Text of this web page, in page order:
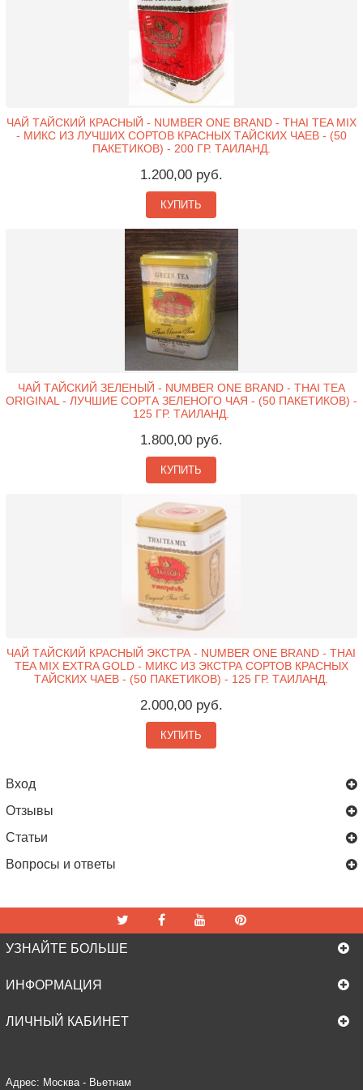
ЧАЙ ТАЙСКИЙ КРАСНЫЙ - NUMBER ONE BRAND - THAI TEA MIX
- МИКС ИЗ ЛУЧШИХ СОРТОВ КРАСНЫХ ТАЙСКИХ ЧАЕВ - (50
ПАКЕТИКОВ) - 200 ГР. ТАИЛАНД.
1.200,00 руб.
КУПИТЬ
ЧАЙ ТАЙСКИЙ ЗЕЛЕНЫЙ - NUMBER ONE BRAND - THAI TEA
ORIGINAL - ЛУЧШИЕ СОРТА ЗЕЛЕНОГО ЧАЯ - (50 ПАКЕТИКОВ) -
125 ГР. ТАИЛАНД.
1.800,00 руб.
КУПИТЬ
ЧАЙ ТАЙСКИЙ КРАСНЫЙ ЭКСТРА - NUMBER ONE BRAND - THAI
TEA MIX EXTRA GOLD - МИКС ИЗ ЭКСТРА СОРТОВ КРАСНЫХ
ТАЙСКИХ ЧАЕВ - (50 ПАКЕТИКОВ) - 125 ГР. ТАИЛАНД.
2.000,00 руб.
КУПИТЬ
Вход
Отзывы
Статьи
Вопросы и ответы
УЗНАЙТЕ БОЛЬШЕ
ИНФОРМАЦИЯ
ЛИЧНЫЙ КАБИНЕТ
Адрес: Москва - Вьетнам